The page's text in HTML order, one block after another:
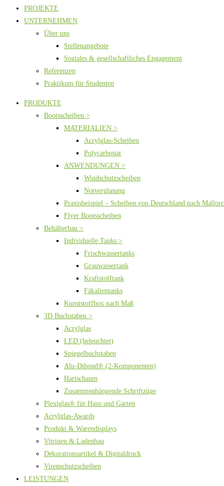
PROJEKTE
UNTERNEHMEN
Über uns
Stellenangebote
Soziales & gesellschaftliches Engagement
Referenzen
Praktikum für Studenten
PRODUKTE
Bootsscheiben >
MATERIALIEN >
Acrylglas-Scheiben
Polycarbonat
ANWENDUNGEN >
Windschutzscheiben
Notverglasung
Praxisbeispiel – Scheiben von Deutschland nach
Flyer Bootsscheiben
Behälterbau >
Individuelle Tanks >
Frischwassertanks
Grauwassertank
Kraftstofftank
Fäkalientanks
Kunststoffbox nach Maß
3D Buchstaben >
Acrylglas
LED (beleuchtet)
Spiegelbuchstaben
Alu-Dibond® (2-Komponenten)
Hartschaum
Zusammenhängende Schriftzüge
Plexiglas® für Haus und Garten
Acrylglas-Awards
Produkt & Warendisplays
Vitrinen & Ladenbau
Dekorationsartikel & Digitaldruck
Virenschutzscheiben
LEISTUNGEN